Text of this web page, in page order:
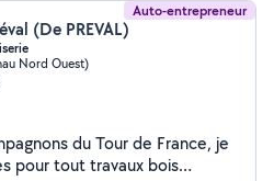
Auto-entrepreneur
(De PREVAL)
Nord Ouest)
du Tour de France, je
pour tout travaux bois